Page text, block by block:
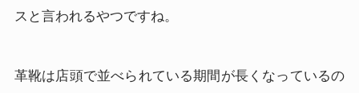
スと言われるやつですね。
革靴は店頭で並べられている期間が長くなっているの